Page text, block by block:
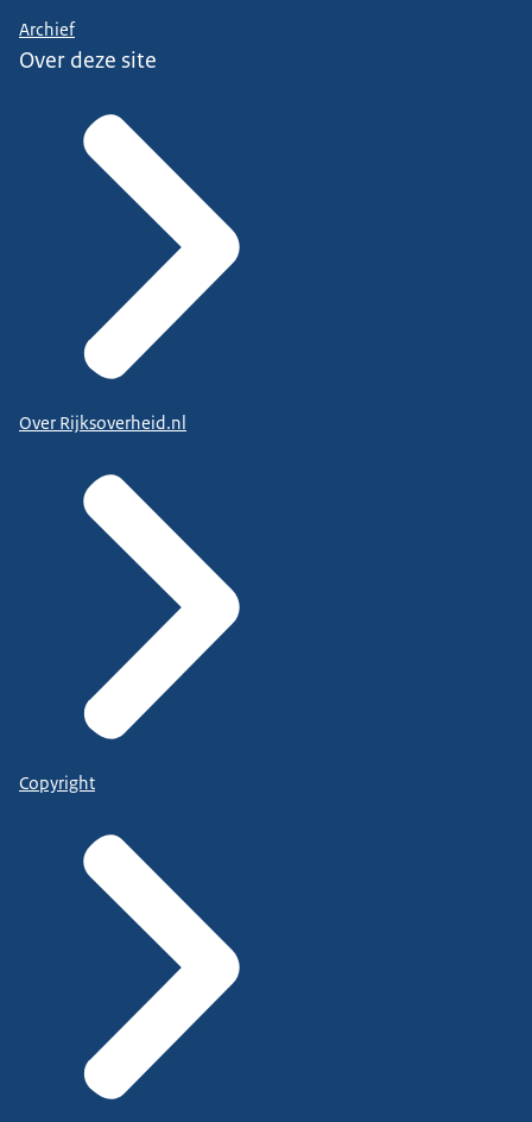
Archief
Over deze site
Over Rijksoverheid.nl
Copyright